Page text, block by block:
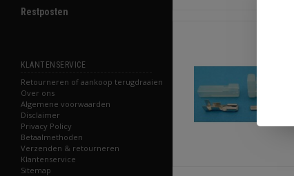
Restposten
KLANTENSERVICE
Retourneren of aankoop terugdraaien
Over ons
Algemene voorwaarden
Disclaimer
Privacy Policy
Betaalmethoden
Verzenden & retourneren
Klantenservice
Sitemap